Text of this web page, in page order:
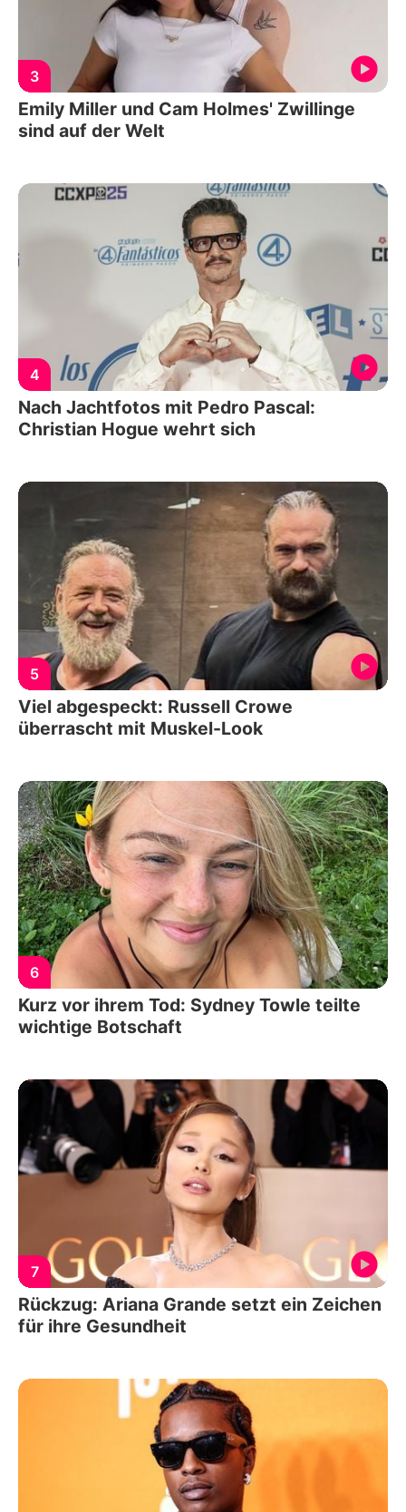
3
Emily Miller und Cam Holmes' Zwillinge
sind auf der Welt
4
Nach Jachtfotos mit Pedro Pascal:
Christian Hogue wehrt sich
5
Viel abgespeckt: Russell Crowe
überrascht mit Muskel-Look
6
Kurz vor ihrem Tod: Sydney Towle teilte
wichtige Botschaft
7
Rückzug: Ariana Grande setzt ein Zeichen
für ihre Gesundheit